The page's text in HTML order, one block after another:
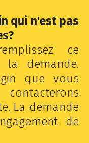
qui n'est pas
ce
demande.
que vous
La demande
de